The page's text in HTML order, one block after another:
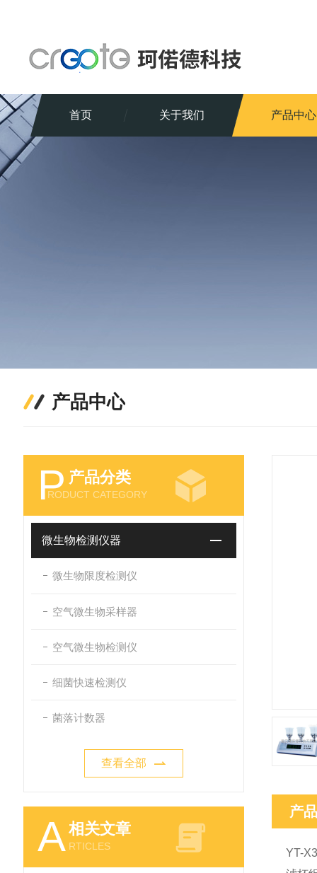
首页 关于我们 产品中心
产品中心
P 产品分类
RODUCT CATEGORY
微生物检测仪器
微生物限度检测仪
空气微生物采样器
空气微生物检测仪
细菌快速检测仪
菌落计数器
查看全部
A相关文章
RTICLES
产
YT-